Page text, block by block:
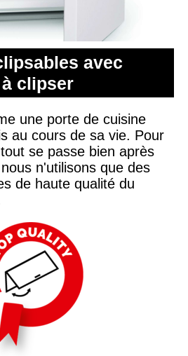
avec
clipser
une porte de cuisine
au cours de sa vie. Pour
se passe bien après
n'utilisons que des
de haute qualité du